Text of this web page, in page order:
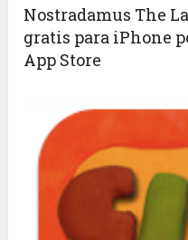
Nostradamus The
gratis para iPhone
App Store